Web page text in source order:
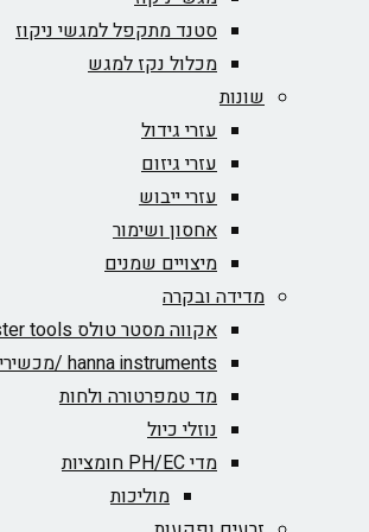
סטנד מתקפל למגשי ניקוז
מכלול נקז למגש
שונות
עזרי גידול
עזרי גיזום
עזרי ייבוש
אחסון ושימור
מיצויים שמנים
מדידה ובקרה
אקווה מסטר טולס Aqua Master tools
hanna instruments /מכשירים האנה
מד טמפרטורה ולחות
נוזלי כיול
מדי PH/EC חומציות
מוליכות